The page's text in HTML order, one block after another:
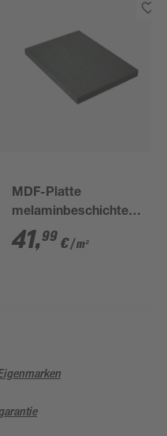
MDF-Platte
melaminbeschichtet
2800 x 2070 x 19 mm
41,99 €/ m²